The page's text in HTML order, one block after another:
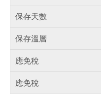
保存天數
保存溫層
應免稅
應免稅